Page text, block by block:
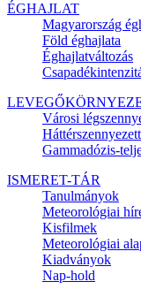
ÉGHAJLAT
Magyarország
Föld éghajlata
Éghajlatváltozás
Városi
Gammadózis-
ISMERET-TÁR
Tanulmányok
Meteorológiai
Kisfilmek
Meteorológiai
Kiadványok
Nap-hold